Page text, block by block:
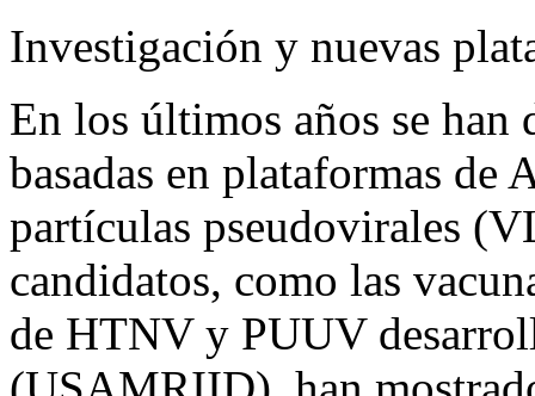
Investigación y nuevas
En los últimos años se han
basadas en plataformas de
partículas pseudovirales
candidatos, como las
de HTNV y PUUV